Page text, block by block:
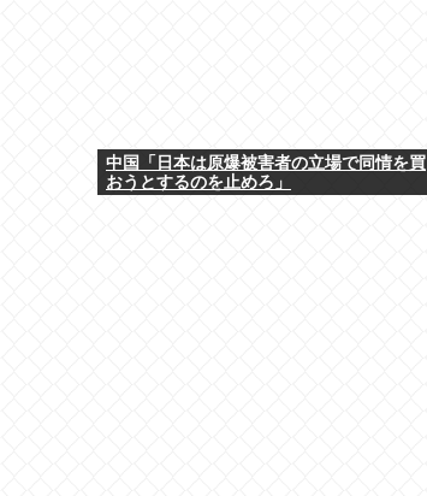
中国「日本は原爆被害者の立場で同情を買
おうとするのを止めろ」